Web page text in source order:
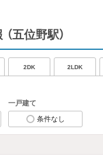
（五位野駅）
2DK 2LDK
一戸建て
条件なし